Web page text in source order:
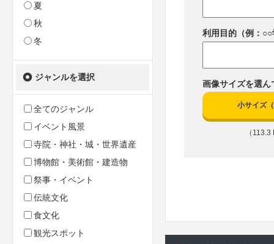
夏
秋
冬
ジャンルを選択
全てのジャンル
イベント風景
寺院・神社・城・世界遺産
博物館・美術館・建造物
祭事・イベント
伝統文化
食文化
観光スポット
利用目的（例：
画像サイズを選ん
小サイズ
（